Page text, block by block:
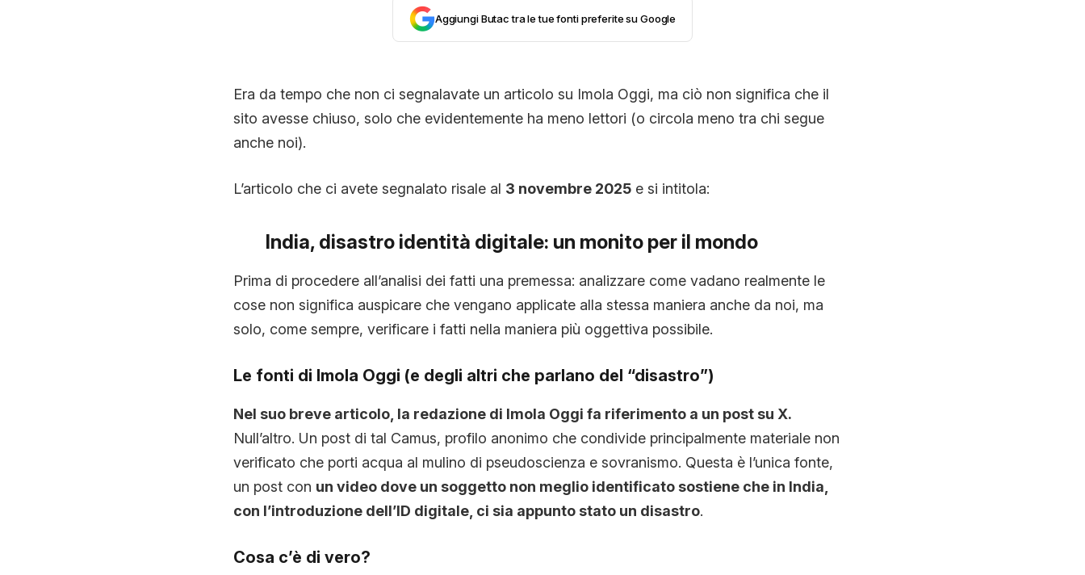
CONTATTI
CHI SIAMO
Aggiungi Butac tra le tue fonti preferite su Google
Era da tempo che non ci segnalavate un articolo su Imola Oggi, ma ciò non significa che il
sito avesse chiuso, solo che evidentemente ha meno lettori (o circola meno tra chi segue
anche noi).
L’articolo che ci avete segnalato risale al 3 novembre 2025e si intitola:
India, disastro identità digitale: un monito per il mondo
Prima di procedere all’analisi dei fatti una premessa: analizzare come vadano realmente le
cose non significa auspicare che vengano applicate alla stessa maniera anche da noi, ma
solo, come sempre, verificare i fatti nella maniera più oggettiva possibile.
Le fonti di Imola Oggi (e degli altri che parlano del “disastro”)
Nel suo breve articolo, la redazione di Imola Oggi fa riferimento a un post su X.
Null’altro. Un post di tal Camus, profilo anonimo che condivide principalmente materiale non
verificato che porti acqua al mulino di pseudoscienza e sovranismo. Questa è l’unica fonte,
un post con un video dove un soggetto non meglio identificato sostiene che in India,
con l’introduzione dell’ID digitale, ci sia appunto stato un disastro.
Cosa c’è di vero?